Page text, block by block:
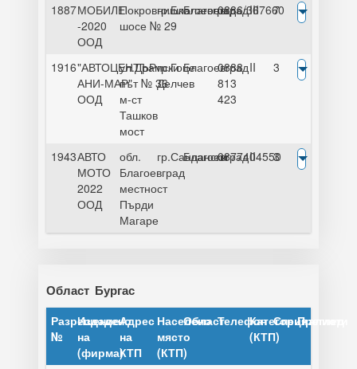
1887МОБИЛЕ
-2020
ООД
Покровнишко
шосе № 29
гр.Благоевград
Благоевград0886/367660
III 7
1916"АВТОЦЕНТЪР
АНИ-МАР"
ООД
ул.Драмски
път № 36
м-ст
Ташков
мост
гр.Гоце
Делчев
Благоевград
0888
813
423
II 3
1943АВТО
МОТО
2022
ООД
обл.
Благоевград
местност
Пърди
Магаре
гр.Сандански
Благоевград0877404550
II 3
Област Бургас
Разрешение
№
Издадено
на
(фирма)
Адрес
на
КТП
Населено
място
(КТП)
ОбластТелефонКатегория
(КТП)
Специалисти
Преглед